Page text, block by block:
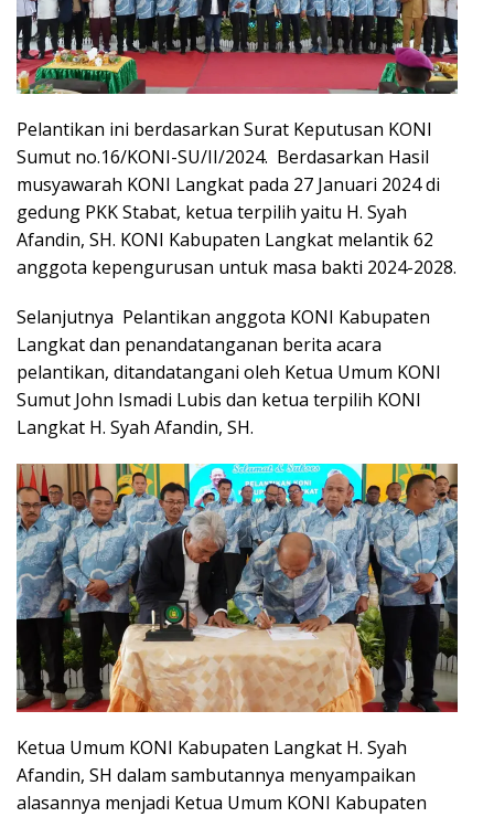
Pelantikan ini berdasarkan Surat Keputusan KONI
Sumut no.16/KONI-SU/II/2024. Berdasarkan Hasil
musyawarah KONI Langkat pada 27 Januari 2024 di
gedung PKK Stabat, ketua terpilih yaitu H. Syah
Afandin, SH. KONI Kabupaten Langkat melantik 62
anggota kepengurusan untuk masa bakti 2024-2028.
Selanjutnya Pelantikan anggota KONI Kabupaten
Langkat dan penandatanganan berita acara
pelantikan, ditandatangani oleh Ketua Umum KONI
Sumut John Ismadi Lubis dan ketua terpilih KONI
Langkat H. Syah Afandin, SH.
Ketua Umum KONI Kabupaten Langkat H. Syah
Afandin, SH dalam sambutannya menyampaikan
alasannya menjadi Ketua Umum KONI Kabupaten